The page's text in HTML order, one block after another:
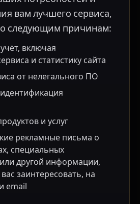
вам лучшего сервиса,
следующим причинам:
включая
и статистику сайта
от нелегального ПО
и услуг
рекламные письма о
специальных
другой информации,
заинтересовать, на
email